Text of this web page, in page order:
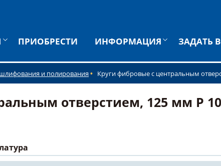
ПРИОБРЕСТИ ИНФОРМАЦИЯ ЗАДАТЬ
и полирования Круги фибровые с центральным
отверстием, 125 мм P